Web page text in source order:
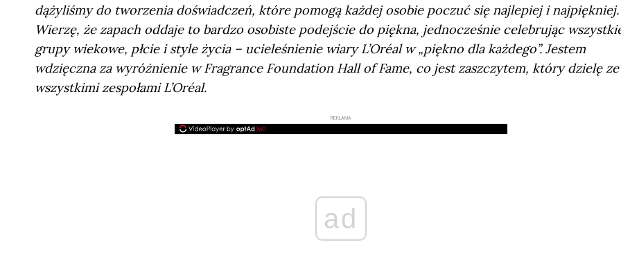
dążyliśmy do tworzenia doświadczeń, które pomogą każdej osobie poczuć się najlepiej i najpiękniej.
Wierzę, że zapach oddaje to bardzo osobiste podejście do piękna, jednocześnie celebrując
grupy wiekowe, płcie i style życia – ucieleśnienie wiary L’Oréal w „piękno dla każdego”. Jestem
wdzięczna za wyróżnienie w Fragrance Foundation Hall of Fame, co jest zaszczytem, który dzielę ze
wszystkimi zespołami L’Oréal.
REKLAMA
ad